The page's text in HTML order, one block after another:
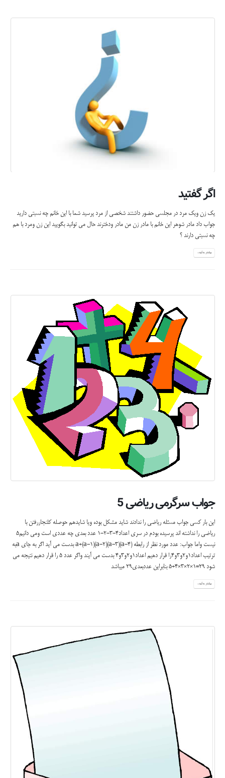
اگر گفتید
یک زن ویک مرد در مجلسی حضور داشتند شخصی از مرد پرسید شما با این خانم چه نسبتی دارید
جواب داد مادر شوهر این خانم با مادر زن من مادر ودخترند حال می توانید بگویید این زن ومرد با هم
چه نسبتی دارند ؟
بیشتر بدانید...
جواب سرگرمی ریاضی 5
این بار کسی جواب مسئله ریاضی را ندادند شاید مشکل بوده ویا شایدهم حوصله کلنجاررفتن با
ریاضی را نداشته اند پرسیده بودم در سری اعداد4-3-2-1 عدد بعدی چه عددی است ومی دانیم5
نیست واما جواب: عدد مورد نظر از رابطه a+(a-1)(a-2)(a-3)(a-4) بدست می آید اگر به جای aبه
ترتیب اعداد1و2و3و4را قرار دهیم اعداد1و2و3و4 بدست می آیند واگر عدد 5 را قرار دهیم نتیجه می
شود 29=1×2×3×4+5 بنابراین عددبعدی29 میباشد
بیشتر بدانید...